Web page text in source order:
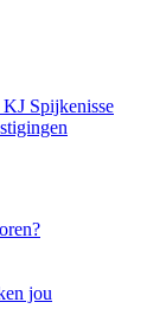
Spijkenisse
jou